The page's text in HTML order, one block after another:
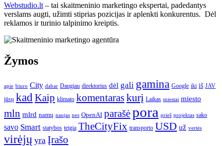
Webstudio.lt – tai skaitmeninio marketingo ekspertai, padedantys
verslams augti, užimti stiprias pozicijas ir aplenkti konkurentus. Dėl
reklamos ir turinio talpinimo kreiptis.
Žymos
apie biuro City dabar Daugiau direktorius dėl gali gamina Google iki iš JAV
jūsų kad Kaip klimato komentaraskurį Laikas miestai miesto
mln mlrd namų naujas nes OpenAI parašėpora prieš projektas sako
savo Smart statybos teigia TheCityFix transporto USD už vertės
virėjų yra Įrašo